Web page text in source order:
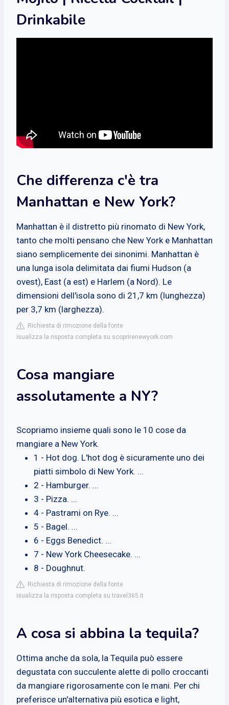
Drinkabile
Che differenza c'è tra
Manhattan e New York?
Manhattan è il distretto più rinomato di New York,
tanto che molti pensano che New York e Manhattan
siano semplicemente dei sinonimi. Manhattan è
una lunga isola delimitata dai fiumi Hudson (a
ovest), East (a est) e Harlem (a Nord). Le
dimensioni dell'isola sono di 21,7 km (lunghezza)
per 3,7 km (larghezza).
Richiesta di rimozione della fonte
isualizza la risposta completa su scoprirenewyork.com
Cosa mangiare
assolutamente a NY?
Scopriamo insieme quali sono le 10 cose da
mangiare a New York.
1 - Hot dog. L'hot dog è sicuramente uno dei
piatti simbolo di New York. ...
2 - Hamburger. ...
3 - Pizza. ...
4 - Pastrami on Rye. ...
5 - Bagel. ...
6 - Eggs Benedict. ...
7 - New York Cheesecake. ...
8 - Doughnut.
Richiesta di rimozione della fonte
isualizza la risposta completa su travel365.it
A cosa si abbina la tequila?
Ottima anche da sola, la Tequila può essere
degustata con succulente alette di pollo croccanti
da mangiare rigorosamente con le mani. Per chi
preferisce un'alternativa più esotica e light,